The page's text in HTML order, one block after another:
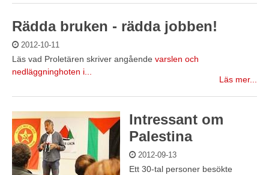
Rädda bruken - rädda jobben!
2012-10-11
Läs vad Proletären skriver angående varslen och
nedläggninghoten i...
Läs mer...
Intressant om
Palestina
2012-09-13
Ett 30-tal personer besökte